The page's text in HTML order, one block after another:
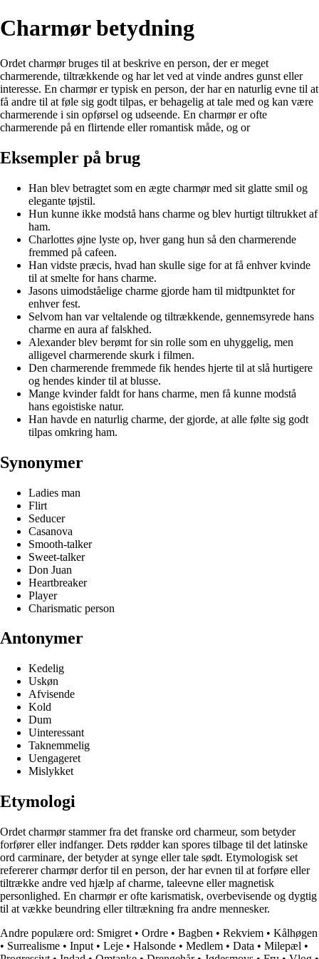
Charmør betydning
Ordet charmør bruges til at beskrive en person, der er meget
charmerende, tiltrækkende og har let ved at vinde andres gunst eller
interesse. En charmør er typisk en person, der har en naturlig evne til at
få andre til at føle sig godt tilpas, er behagelig at tale med og kan være
charmerende i sin opførsel og udseende. En charmør er ofte
charmerende på en flirtende eller romantisk måde, og or
Eksempler på brug
Han blev betragtet som en ægte charmør med sit glatte smil og
elegante tøjstil.
Hun kunne ikke modstå hans charme og blev hurtigt tiltrukket af
ham.
Charlottes øjne lyste op, hver gang hun så den charmerende
fremmed på cafeen.
Han vidste præcis, hvad han skulle sige for at få enhver kvinde
til at smelte for hans charme.
Jasons uimodståelige charme gjorde ham til midtpunktet for
enhver fest.
Selvom han var veltalende og tiltrækkende, gennemsyrede hans
charme en aura af falskhed.
Alexander blev berømt for sin rolle som en uhyggelig, men
alligevel charmerende skurk i filmen.
Den charmerende fremmede fik hendes hjerte til at slå hurtigere
og hendes kinder til at blusse.
Mange kvinder faldt for hans charme, men få kunne modstå
hans egoistiske natur.
Han havde en naturlig charme, der gjorde, at alle følte sig godt
tilpas omkring ham.
Synonymer
Ladies man
Flirt
Seducer
Casanova
Smooth-talker
Sweet-talker
Don Juan
Heartbreaker
Player
Charismatic person
Antonymer
Kedelig
Uskøn
Afvisende
Kold
Dum
Uinteressant
Taknemmelig
Uengageret
Mislykket
Etymologi
Ordet charmør stammer fra det franske ord charmeur, som betyder
forfører eller indfanger. Dets rødder kan spores tilbage til det latinske
ord carminare, der betyder at synge eller tale sødt. Etymologisk set
refererer charmør derfor til en person, der har evnen til at forføre eller
tiltrække andre ved hjælp af charme, taleevne eller magnetisk
personlighed. En charmør er ofte karismatisk, overbevisende og dygtig
til at vække beundring eller tiltrækning fra andre mennesker.
Andre populære ord: Smigret • Ordre • Bagben • Rekviem • Kålhøgen
• Surrealisme • Input • Leje • Halsonde • Medlem • Data • Milepæl •